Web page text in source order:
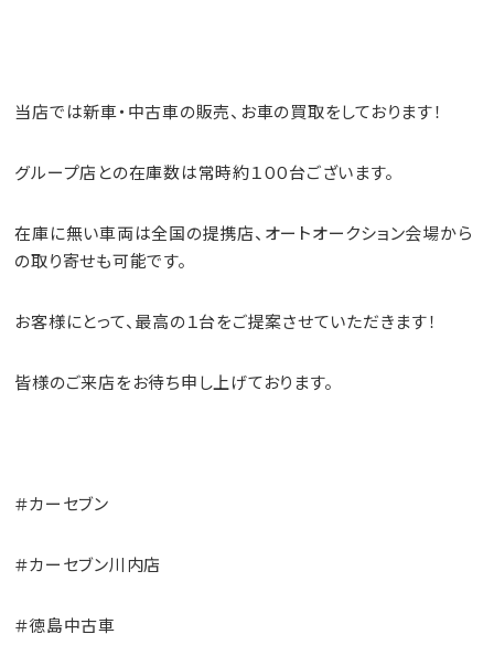
当店では新車・中古車の販売、お車の買取をしております！
グループ店との在庫数は常時約１００台ございます。
在庫に無い車両は全国の提携店、オートオークション会場から
の取り寄せも可能です。
お客様にとって、最高の１台をご提案させていただきます！
皆様のご来店をお待ち申し上げております。
＃カーセブン
＃カーセブン川内店
＃徳島中古車